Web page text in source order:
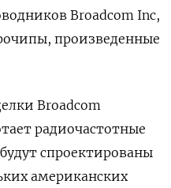
Broadcom Inc,
произведенные
Broadcom
радиочастотные
спроектированы
американских